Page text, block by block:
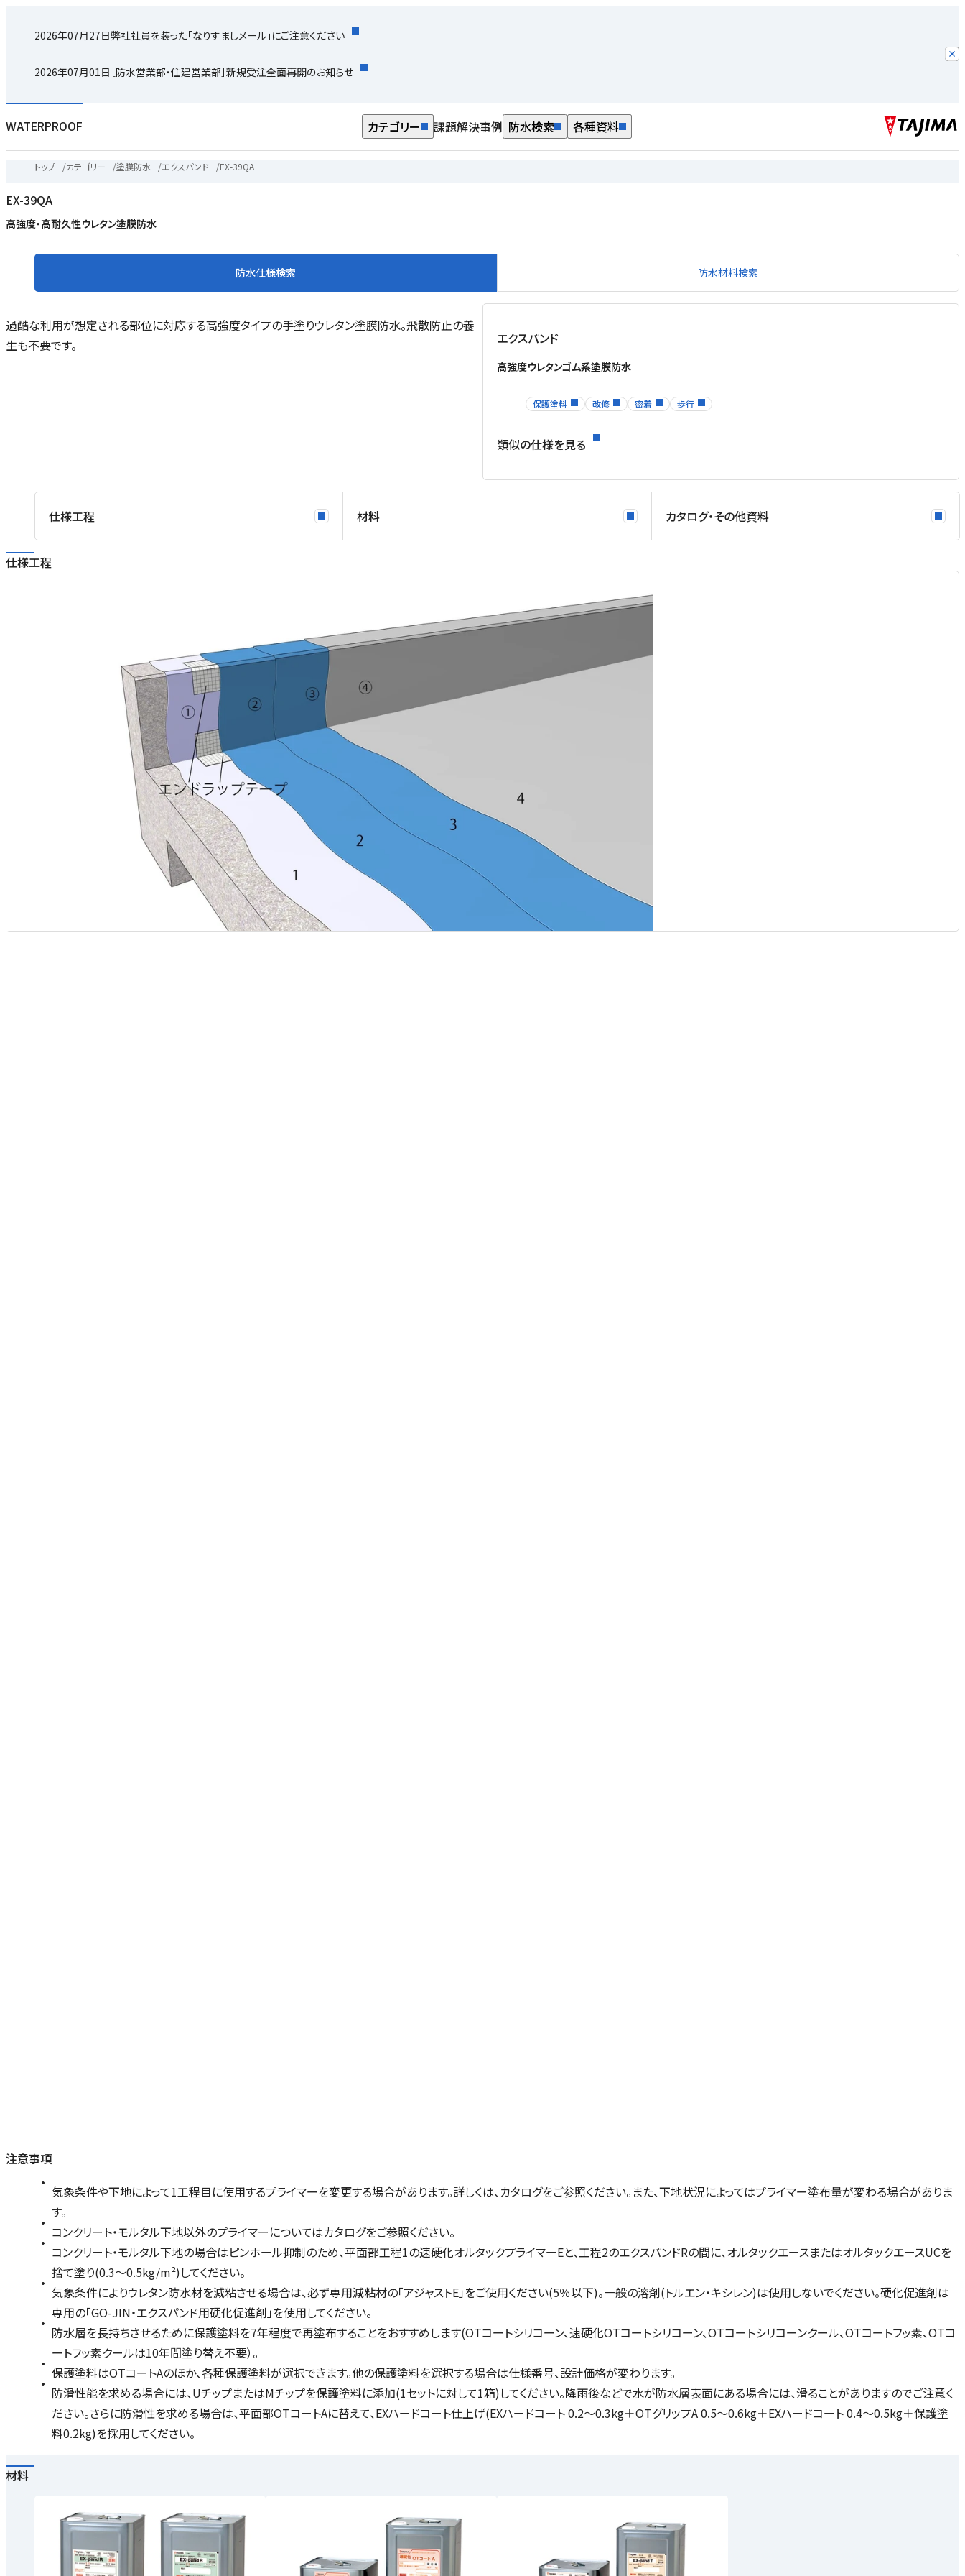
2026年07月27日弊社社員を装った「なりすましメール」にご注意ください
2026年07月01日 ［防水営業部・住建営業部］新規受注全面再開のお知らせ
WATERPROOF カテゴリー 課題解決事例 防水検索 各種資料
トップ /カテゴリー /塗膜防水 /エクスパンド /EX-39QA
EX-39QA
高強度・高耐久性ウレタン塗膜防水
防水仕様検索 防水材料検索
過酷な利用が想定される部位に対応する高強度タイプの手塗りウレタン塗膜防水。飛散防止の養
生も不要です。
エクスパンド
高強度ウレタンゴム系塗膜防水
保護塗料 改修 密着 歩行
類似の仕様を見る
仕様工程 材料 カタログ・その他資料
仕様工程
注意事項
気象条件や下地によって1工程目に使用するプライマーを変更する場合があります。詳しくは、カタログをご参照ください。また、下地状況によってはプライマー塗布量が変わる場合がありま
す。
コンクリート・モルタル下地以外のプライマーについてはカタログをご参照ください。
コンクリート・モルタル下地の場合はピンホール抑制のため、平面部工程1の速硬化オルタックプライマーEと、工程2のエクスパンドRの間に、オルタックエースまたはオルタックエースUCを
捨て塗り(0.3～0.5kg/m²)してください。
気象条件によりウレタン防水材を減粘させる場合は、必ず専用減粘材の「アジャストE」をご使用ください(5％以下)。一般の溶剤(トルエン・キシレン)は使用しないでください。硬化促進剤は
専用の「GO-JIN・エクスパンド用硬化促進剤」を使用してください。
防水層を長持ちさせるために保護塗料を7年程度で再塗布することをおすすめします(OTコートシリコーン、速硬化OTコートシリコーン、OTコートシリコーンクール、OTコートフッ素、OTコ
ートフッ素クールは10年間塗り替え不要）。
保護塗料はOTコートAのほか、各種保護塗料が選択できます。他の保護塗料を選択する場合は仕様番号、設計価格が変わります。
防滑性能を求める場合には、UチップまたはMチップを保護塗料に添加(1セットに対して1箱)してください。降雨後などで水が防水層表面にある場合には、滑ることがありますのでご注意く
ださい。さらに防滑性を求める場合は、平面部OTコートAに替えて、EXハードコート仕上げ(EXハードコート 0.2～0.3kg＋OTグリップA 0.5～0.6kg＋EXハードコート 0.4～0.5kg＋保護塗
料0.2kg)を採用してください。
材料